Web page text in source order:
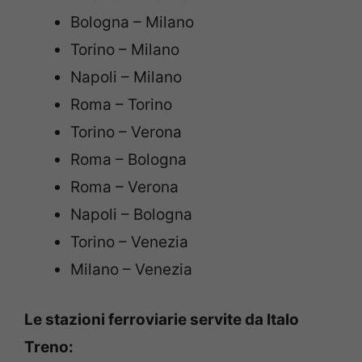
Bologna – Milano
Torino – Milano
Napoli – Milano
Roma – Torino
Torino – Verona
Roma – Bologna
Roma – Verona
Napoli – Bologna
Torino – Venezia
Milano – Venezia
Le stazioni ferroviarie servite da Italo
Treno: